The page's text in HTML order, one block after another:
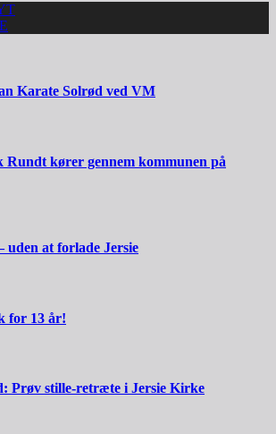
Karate Solrød ved VM
Rundt kører gennem kommunen på
uden at forlade Jersie
for 13 år!
Prøv stille-retræte i Jersie Kirke